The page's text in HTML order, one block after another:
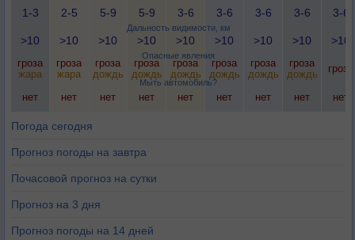
Дальность видимости, км
Опасные явления
Мыть автомобиль?
1-3
2-5
5-9
5-9
3-6
3-6
3-6
3-6
3-6
>10 >10 >10 >10 >10 >10 >10 >10 >10
гроза
жара
гроза
жара
гроза
дождь
гроза
дождь
гроза
дождь
гроза
дождь
гроза
дождь
гроза
дождь
гроза
нет нет нет нет нет нет нет нет нет
Погода сегодня
Прогноз погоды на завтра
Почасовой прогноз на сутки
Прогноз на 3 дня
Прогноз погоды на 14 дней